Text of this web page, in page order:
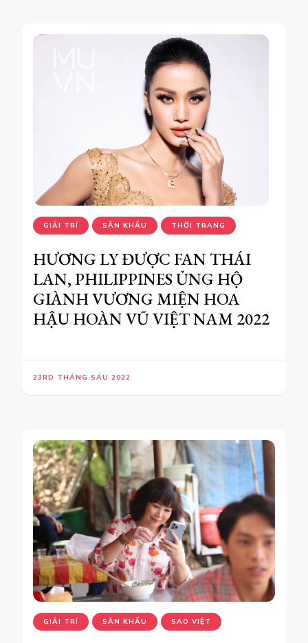
GIẢI TRÍ SÂN KHẤU THỜI TRANG
HƯƠNG LY ĐƯỢC FAN THÁI
LAN, PHILIPPINES ỦNG HỘ
GIÀNH VƯƠNG MIỆN HOA
HẬU HOÀN VŨ VIỆT NAM 2022
23RD THÁNG SÁU 2022
GIẢI TRÍ SÂN KHẤU SAO VIỆT